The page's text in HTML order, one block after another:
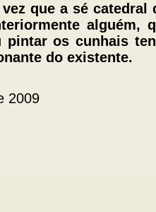
que a sé
alguém,
pintar os cunhais
do existente.
2009